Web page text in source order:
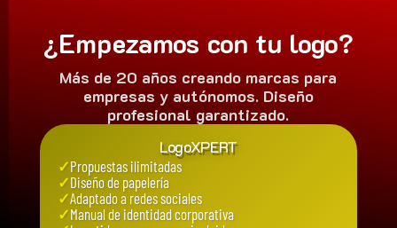
¿Empezamos con tu logo?
Más de 20 años creando marcas para
empresas y autónomos. Diseño
profesional garantizado.
LogoXPERT
✓Propuestas ilimitadas
✓Diseño de papelería
✓Adaptado a redes sociales
✓Manual de identidad corporativa